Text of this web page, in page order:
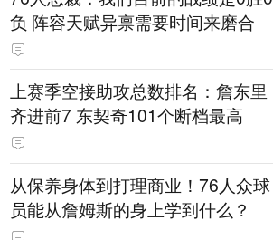
负 阵容天赋异禀需要时间来磨合
上赛季空接助攻总数排名：詹东里
齐进前7 东契奇101个断档最高
从保养身体到打理商业！76人众球
员能从詹姆斯的身上学到什么？